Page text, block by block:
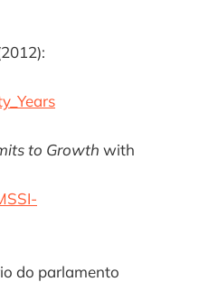
to Growth with
do parlamento